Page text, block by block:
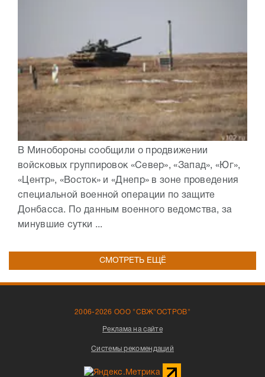
В Минобороны сообщили о продвижении
войсковых группировок «Север», «Запад», «Юг»,
«Центр», «Восток» и «Днепр» в зоне проведения
специальной военной операции по защите
Донбасса. По данным военного ведомства, за
минувшие сутки ...
СМОТРЕТЬ ЕЩЁ
2006-2026 ООО "СВЖ"ОСТРОВ"
Реклама на сайте
Системы рекомендаций